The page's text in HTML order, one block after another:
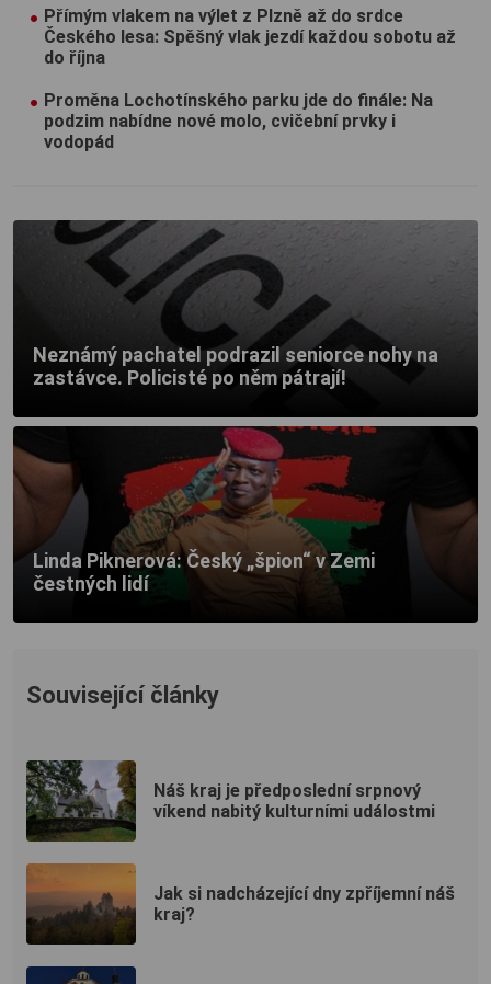
Přímým vlakem na výlet z Plzně až do srdce
Českého lesa: Spěšný vlak jezdí každou sobotu až
do října
Proměna Lochotínského parku jde do finále: Na
podzim nabídne nové molo, cvičební prvky i
vodopád
Neznámý pachatel podrazil seniorce nohy na
zastávce. Policisté po něm pátrají!
Linda Piknerová: Český „špion“ v Zemi
čestných lidí
Související články
Náš kraj je předposlední srpnový
víkend nabitý kulturními událostmi
Jak si nadcházející dny zpříjemní náš
kraj?